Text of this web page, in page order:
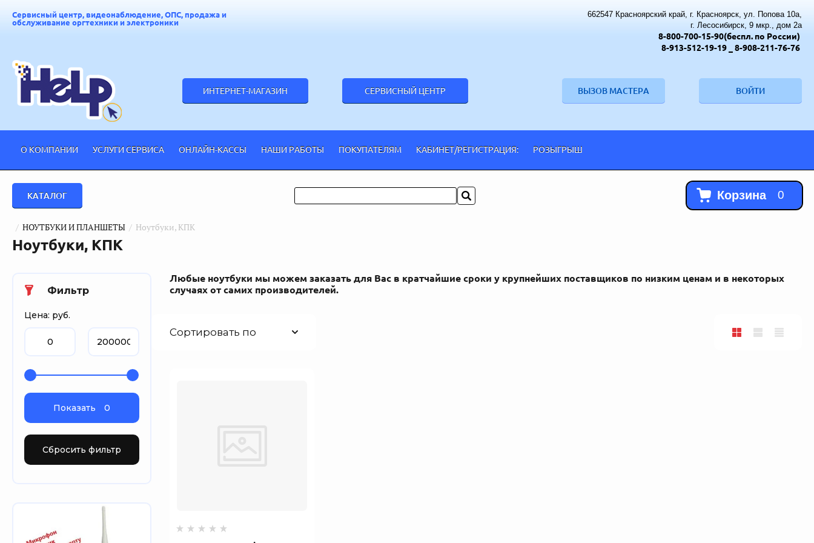
Сервисный центр, видеонаблюдение, ОПС, продажа и
обслуживание оргтехники и электроники
662547 Красноярский край, г. Красноярск, ул. Попова 10а,
г. Лесосибирск, 9 мкр., дом 2а
8-800-700-15-90(беспл. по России)
8-913-512-19-19
_ 8-908-211-76-76
ИНТЕРНЕТ-МАГАЗИН СЕРВИСНЫЙ ЦЕНТР ВЫЗОВ МАСТЕРА ВОЙТИ
О КОМПАНИИ УСЛУГИ СЕРВИСА ОНЛАЙН-КАССЫ НАШИ РАБОТЫ ПОКУПАТЕЛЯМ КАБИНЕТ/РЕГИСТРАЦИЯ: РОЗЫГРЫШ
КАТАЛОГ Корзина 0
  /
НОУТБУКИ И ПЛАНШЕТЫ
  /  Ноутбуки, КПК
Ноутбуки, КПК
Фильтр
Цена: руб.
Показать 0
Сбросить фильтр
Любые ноутбуки мы можем заказать для Вас в кратчайшие сроки у крупнейших поставщиков по низким ценам и в некоторых
случаях от самих производителей.
Сортировать по